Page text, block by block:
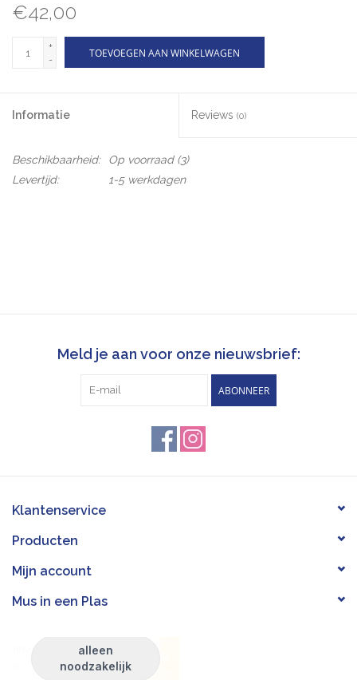
€42,00
+
-
TOEVOEGEN AAN WINKELWAGEN
Informatie Reviews (0)
Beschikbaarheid: Op voorraad(3)
Levertijd:
1-5 werkdagen
Meld je aan voor onze nieuwsbrief:
ABONNEER
Klantenservice
Producten
Mijn account
Mus in een Plas